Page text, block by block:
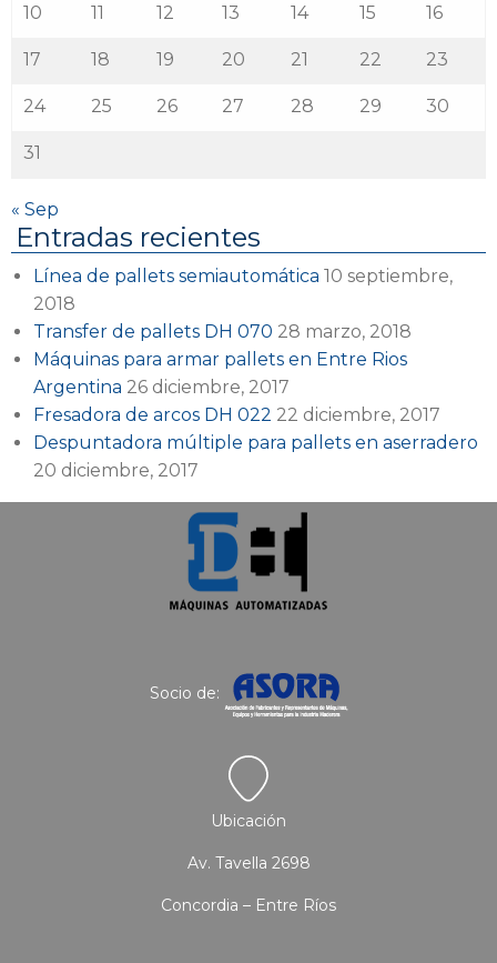
10 11 12 13 14 15 16
17 18 19 20 21 22 23
24 25 26 27 28 29 30
31
« Sep
Entradas recientes
Línea de pallets semiautomática 10 septiembre,
2018
Transfer de pallets DH 070 28 marzo, 2018
Máquinas para armar pallets en Entre Rios
Argentina 26 diciembre, 2017
Fresadora de arcos DH 022 22 diciembre, 2017
Despuntadora múltiple para pallets en aserradero
20 diciembre, 2017
Socio de:
Ubicación
Av. Tavella 2698
Concordia – Entre Ríos